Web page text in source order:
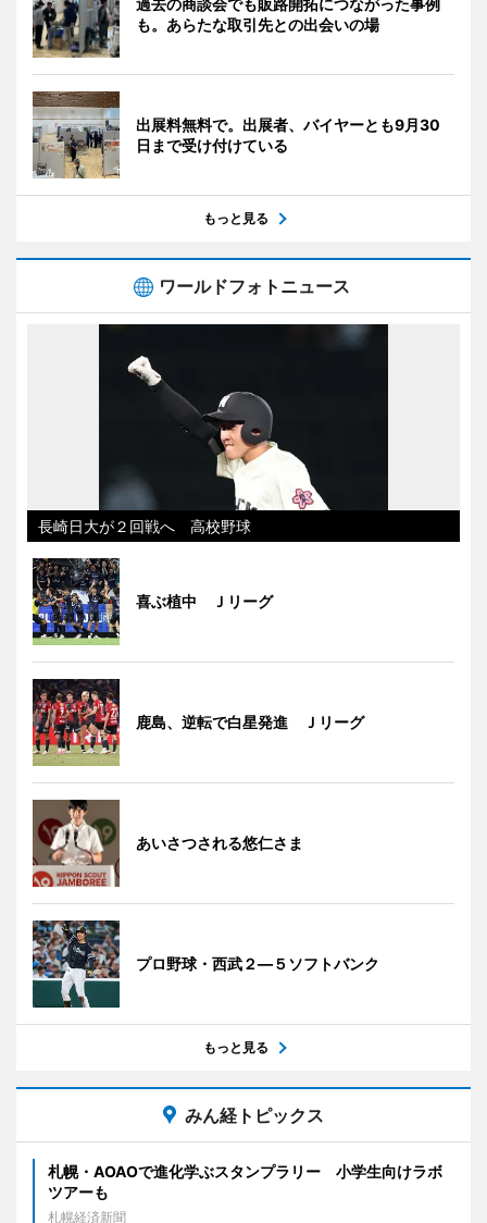
も。あらたな取引先との出会いの場
出展料無料で。出展者、バイヤーとも9月30
日まで受け付けている
もっと見る
ワールドフォトニュース
長崎日大が２回戦へ 高校野球
喜ぶ植中 Ｊリーグ
鹿島、逆転で白星発進 Ｊリーグ
あいさつされる悠仁さま
プロ野球・西武２―５ソフトバンク
もっと見る
みん経トピックス
札幌・AOAOで進化学ぶスタンプラリー 小学生向けラボ
ツアーも
札幌経済新聞